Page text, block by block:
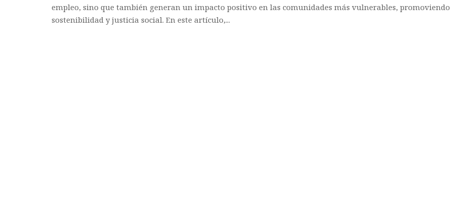
empleo, sino que también generan un impacto positivo en las comunidades más vulnerables, promoviendo
sostenibilidad y justicia social. En este artículo,...